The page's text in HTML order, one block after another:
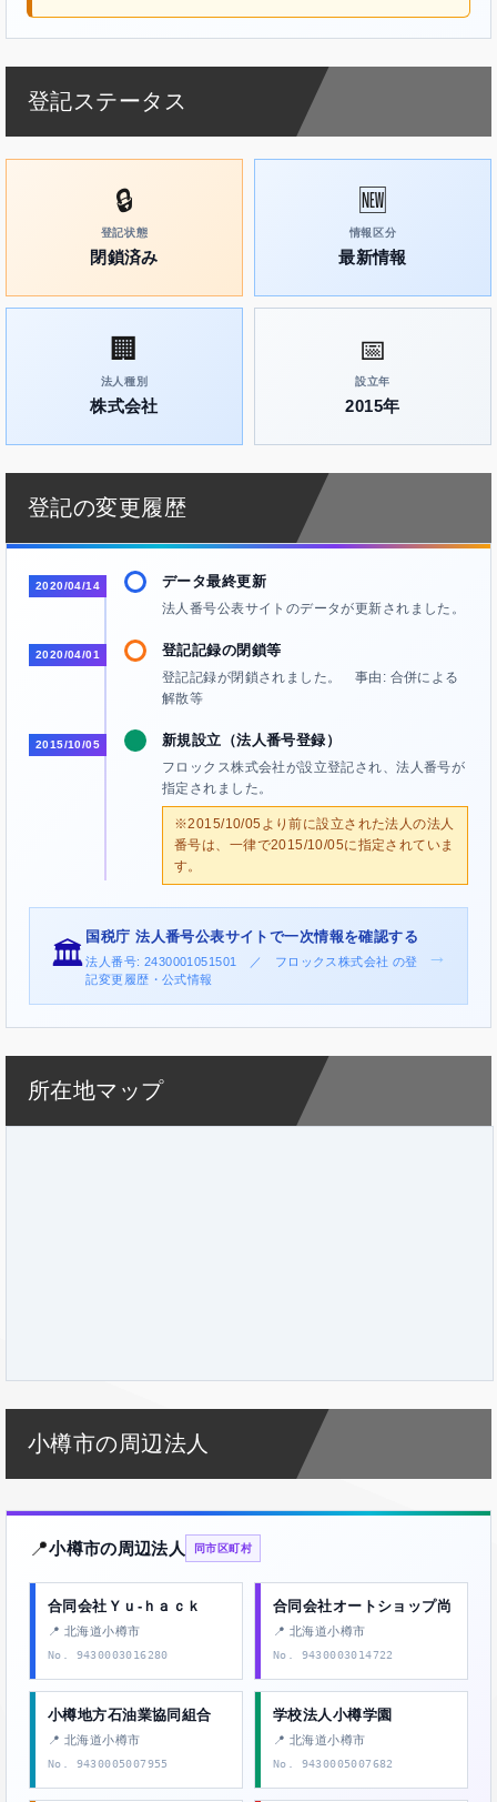
登記ステータス
🔒
登記状態
閉鎖済み
🆕
情報区分
最新情報
🏢
法人種別
株式会社
📅
設立年
2015年
登記の変更履歴
2020/04/14 データ最終更新
法人番号公表サイトのデータが更新されました。
2020/04/01 登記記録の閉鎖等
登記記録が閉鎖されました。 事由: 合併による
解散等
2015/10/05 新規設立（法人番号登録）
フロックス株式会社が設立登記され、法人番号が
指定されました。
※2015/10/05より前に設立された法人の法人
番号は、一律で2015/10/05に指定されていま
す。
🏛️
国税庁 法人番号公表サイトで一次情報を確認する
法人番号: 2430001051501 ／ フロックス株式会社 の登
記変更履歴・公式情報
→
所在地マップ
小樽市の周辺法人
📍小樽市の周辺法人 同市区町村
合同会社Ｙｕ‐ｈａｃｋ
📍 北海道小樽市
No. 9430003016280
合同会社オートショップ尚
📍 北海道小樽市
No. 9430003014722
小樽地方石油業協同組合
📍 北海道小樽市
No. 9430005007955
学校法人小樽学園
📍 北海道小樽市
No. 9430005007682